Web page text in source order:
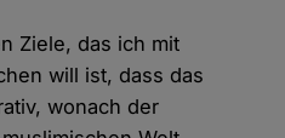
Ziele, das ich mit
will ist, dass das
wonach der